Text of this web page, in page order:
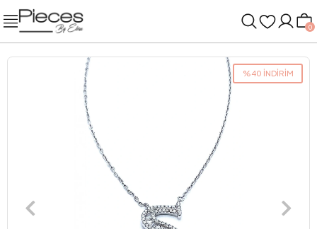
0
%40 İNDİRİM